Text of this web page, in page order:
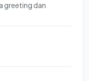
greeting dan